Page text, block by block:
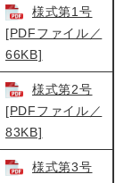
様式第1号
[PDFファイル／
66KB]
様式第2号
[PDFファイル／
83KB]
様式第3号